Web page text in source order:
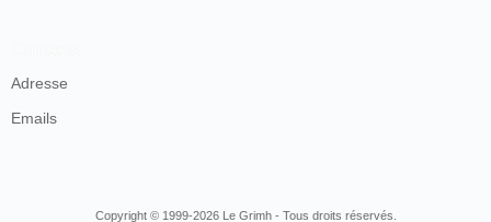
Adresse
Emails
Copyright © 1999-2026 Le Grimh - Tous droits réservés.